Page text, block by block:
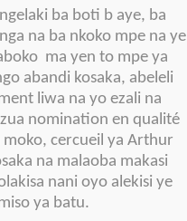
ba boti b aye, ba
na ba nkoko mpe na ye
ma yen to mpe ya
abandi kosaka, abeleli
liwa na yo ezali na
nomination en qualité
cercueil ya Arthur
na malaoba makasi
nani oyo alekisi ye
ya batu.